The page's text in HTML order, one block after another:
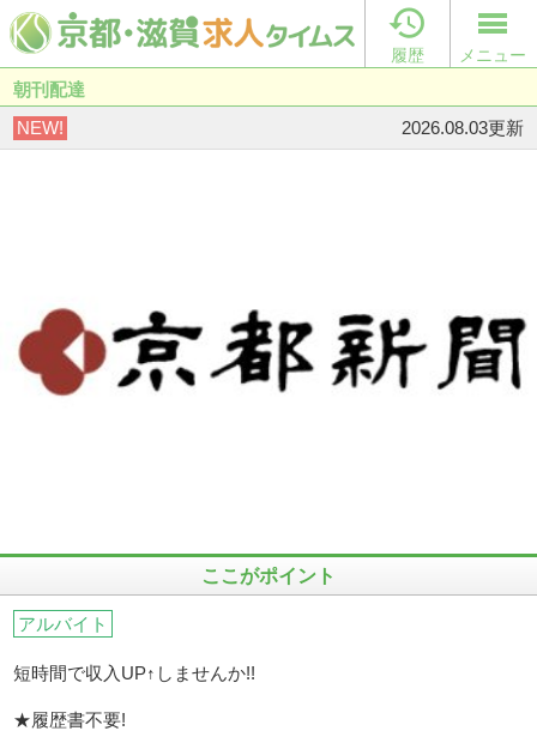

履歴 メニュー
朝刊配達
NEW!
2026.08.03更新
ここがポイント
アルバイト
短時間で収入UP↑しませんか!!
★履歴書不要!